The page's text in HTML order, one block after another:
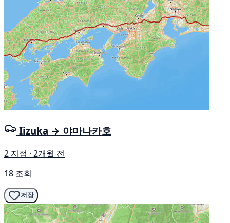
Iizuka → 야마나카호
2 지점 · 2개월 전
18 조회
저장